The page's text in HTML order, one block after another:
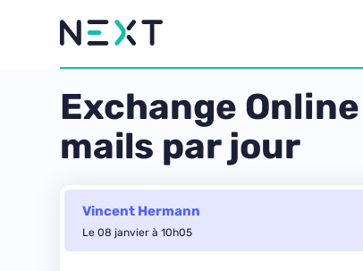
Exchange
mails par jour
Vincent Hermann
Le 08 janvier à 10h05